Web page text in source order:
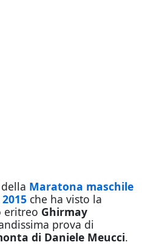
Maratona maschile
che ha visto la
eritreo Ghirmay
prova di
di Daniele Meucci.